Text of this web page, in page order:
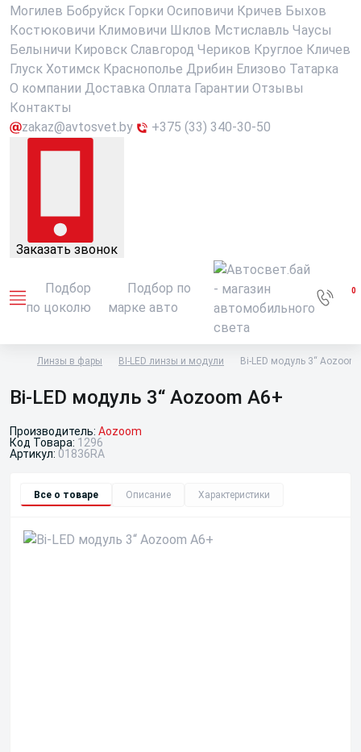
Могилев Бобруйск Горки Осиповичи Кричев Быхов
Костюковичи Климовичи Шклов Мстиславль Чаусы
Белыничи Кировск Славгород Чериков Круглое Кличев
Глуск Хотимск Краснополье Дрибин Елизово Татарка
О компании Доставка Оплата Гарантии Отзывы
Контакты
zakaz@avtosvet.by
+375 (33) 340-30-50
Заказать звонок
Подбор
по цоколю
Подбор по
марке авто
0
Линзы в фары BI-LED линзы и модули Bi-LED модуль 3“ Aozoom
Bi-LED модуль 3“ Aozoom A6+
Производитель: Aozoom
Код Товара: 1296
Артикул: 01836RA
Все о товаре Описание Характеристики